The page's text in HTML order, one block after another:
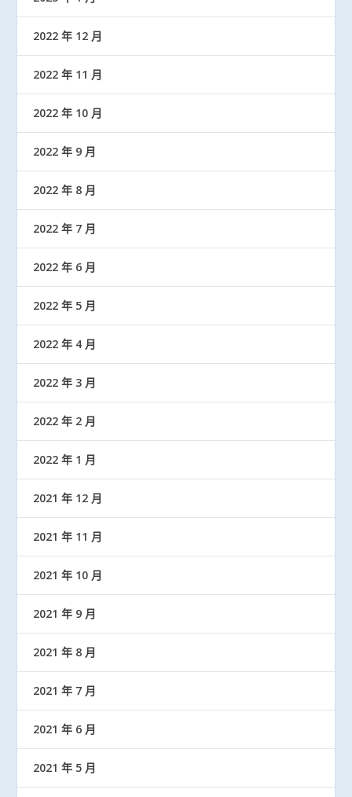
2022 年 12 月
2022 年 11 月
2022 年 10 月
2022 年 9 月
2022 年 8 月
2022 年 7 月
2022 年 6 月
2022 年 5 月
2022 年 4 月
2022 年 3 月
2022 年 2 月
2022 年 1 月
2021 年 12 月
2021 年 11 月
2021 年 10 月
2021 年 9 月
2021 年 8 月
2021 年 7 月
2021 年 6 月
2021 年 5 月